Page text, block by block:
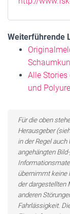
Weiterführende
Alle
und
Für die oben
Herausgeber
in der Regel
angehängten
übernimmt keine
der dargestellten
anderen
Fahrlässigkeit.